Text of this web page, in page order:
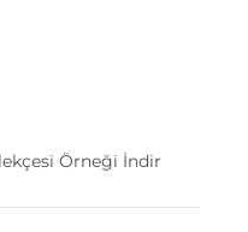
Örneği İndir